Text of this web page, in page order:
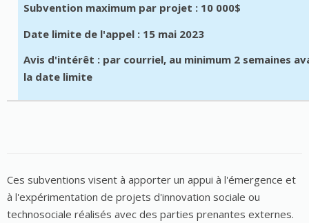
Subvention maximum par projet : 10 000$
Date limite de l'appel : 15 mai 2023
Avis d'intérêt : par courriel, au minimum 2 semaines
la date limite
Ces subventions visent à apporter un appui à l'émergence et
à l'expérimentation de projets d'innovation sociale ou
technosociale réalisés avec des parties prenantes externes.